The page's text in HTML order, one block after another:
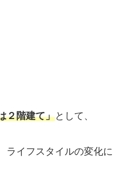
２階建て」として、
ライフスタイルの変化に